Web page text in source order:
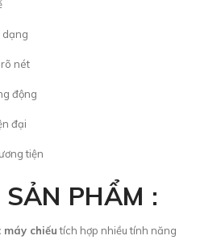
dạng
nét
động
đại
tiện
PHẨM :
máy chiếutích hợp nhiều tính năng